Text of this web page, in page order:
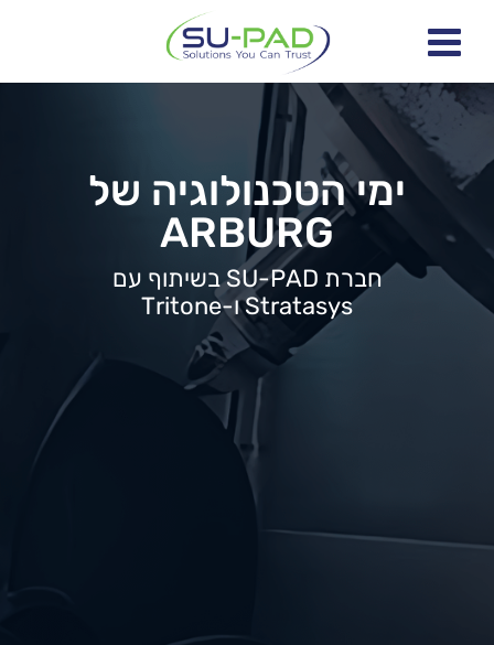
ימי הטכנולוגיה של
ARBURG
חברת SU-PAD בשיתוף עם
Stratasys ו-Tritone